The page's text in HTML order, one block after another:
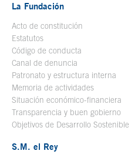
La Fundación
Acto de constitución
Estatutos
Código de conducta
Canal de denuncia
Patronato y estructura interna
Memoria de actividades
Situación económico-financiera
Transparencia y buen gobierno
Objetivos de Desarrollo Sostenible
S.M. el Rey